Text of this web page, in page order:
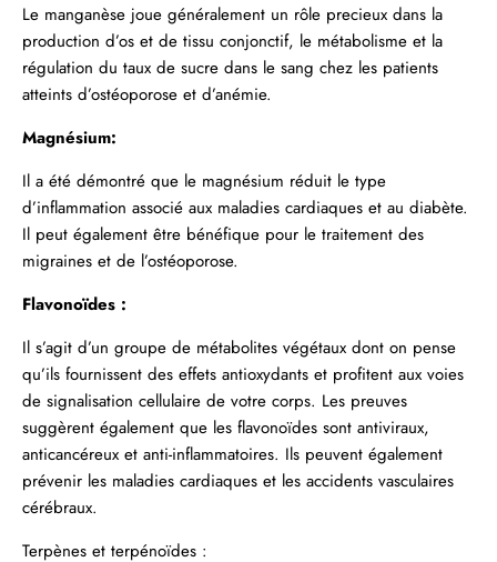
Le manganèse joue généralement un rôle precieux dans la
production d’os et de tissu conjonctif, le métabolisme et la
régulation du taux de sucre dans le sang chez les patients
atteints d’ostéoporose et d’anémie.
Magnésium:
Il a été démontré que le magnésium réduit le type
d’inflammation associé aux maladies cardiaques et au diabète.
Il peut également être bénéfique pour le traitement des
migraines et de l’ostéoporose.
Flavonoïdes :
Il s’agit d’un groupe de métabolites végétaux dont on pense
qu’ils fournissent des effets antioxydants et profitent aux voies
de signalisation cellulaire de votre corps. Les preuves
suggèrent également que les flavonoïdes sont antiviraux,
anticancéreux et anti-inflammatoires. Ils peuvent également
prévenir les maladies cardiaques et les accidents vasculaires
cérébraux.
Terpènes et terpénoïdes :